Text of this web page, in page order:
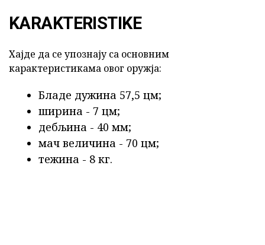
KARAKTERISTIKE
Хајде да се упознају са основним
карактеристикама овог оружја:
Бладе дужина 57,5 цм;
ширина - 7 цм;
дебљина - 40 мм;
мач величина - 70 цм;
тежина - 8 кг.